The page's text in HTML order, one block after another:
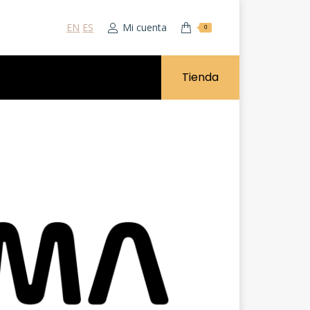
EN ES Mi cuenta 0
Tienda